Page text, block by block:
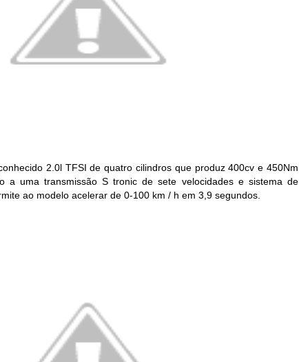
2.0l TFSI de quatro cilindros que produz 400cv e 450Nm
a uma transmissão S tronic de sete velocidades e sistema de
ao modelo acelerar de 0-100 km / h em 3,9 segundos.